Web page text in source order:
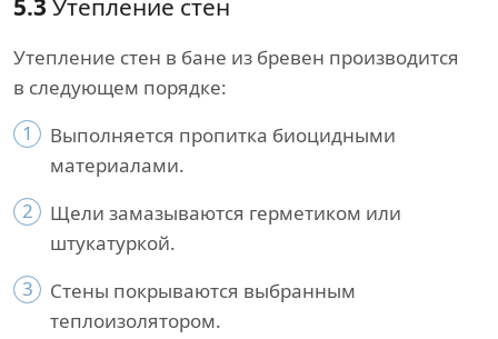
5.3 Утепление стен
Утепление стен в бане из бревен производится
в следующем порядке:
1
Выполняется пропитка биоцидными
материалами.
2
Щели замазываются герметиком или
штукатуркой.
3
Стены покрываются выбранным
теплоизолятором.